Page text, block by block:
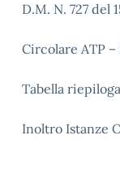
D.M. N. 727 del
Circolare ATP –
Tabella
Inoltro Istanze